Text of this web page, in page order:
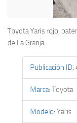
Toyota Yaris rojo,
de La Granja
Publicación ID:
Marca: Toyota
Modelo: Yaris